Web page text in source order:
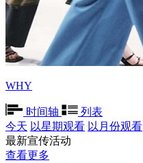
WHY
时间轴
列表
今天 以星期观看 以月份观看
最新宣传活动
查看更多